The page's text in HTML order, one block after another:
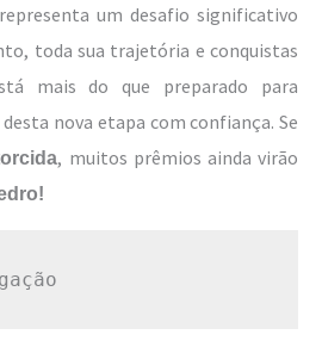
um desafio significativo
toda sua trajetória e conquistas
mais do que preparado para
nova etapa com confiança. Se
, muitos prêmios ainda virão